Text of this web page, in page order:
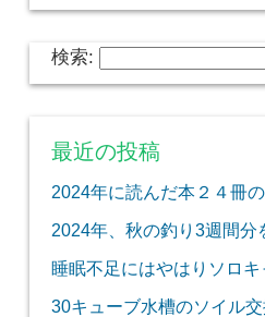
検索:
最近の投稿
2024年に読んだ本２４冊
2024年、秋の釣り3週間分
睡眠不足にはやはりソロ
30キューブ水槽のソイル